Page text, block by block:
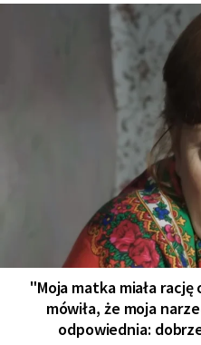
"Moja matka miała
mówiła, że moja
odpowiednia: